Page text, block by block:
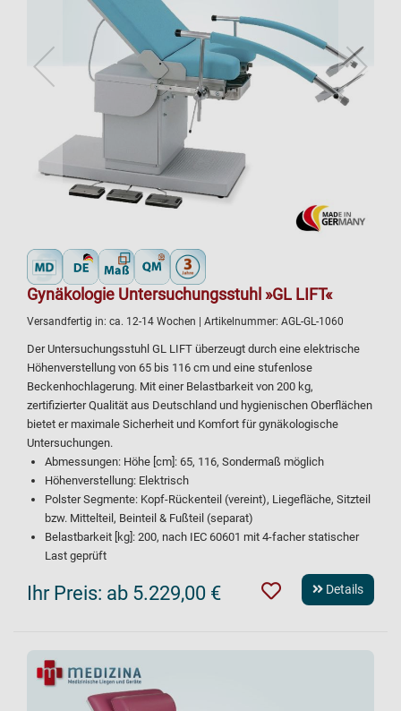
Gynäkologie Untersuchungsstuhl »GL LIFT«
Versandfertig in: ca. 12-14 Wochen | Artikelnummer: AGL-GL-1060
Der Untersuchungsstuhl GL LIFT überzeugt durch eine elektrische
Höhenverstellung von 65 bis 116 cm und eine stufenlose
Beckenhochlagerung. Mit einer Belastbarkeit von 200 kg,
zertifizierter Qualität aus Deutschland und hygienischen Oberflächen
bietet er maximale Sicherheit und Komfort für gynäkologische
Untersuchungen.
Abmessungen: Höhe [cm]: 65, 116, Sondermaß möglich
Höhenverstellung: Elektrisch
Polster Segmente: Kopf-Rückenteil (vereint), Liegefläche, Sitzteil
bzw. Mittelteil, Beinteil & Fußteil (separat)
Belastbarkeit [kg]: 200, nach IEC 60601 mit 4-facher statischer
Last geprüft
Ihr Preis: ab 5.229,00 € Details